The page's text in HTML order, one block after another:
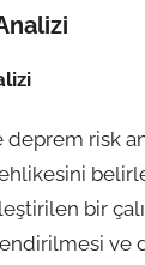
risk
bir
ve